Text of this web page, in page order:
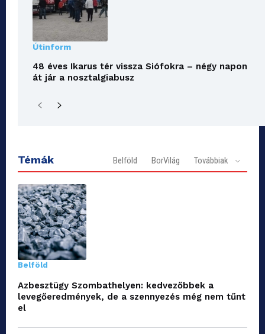
Útinform
48 éves Ikarus tér vissza Siófokra – négy napon
át jár a nosztalgiabusz
Témák Belföld BorVilág Továbbiak
Belföld
Azbesztügy Szombathelyen: kedvezőbbek a
levegőeredmények, de a szennyezés még nem tűnt
el